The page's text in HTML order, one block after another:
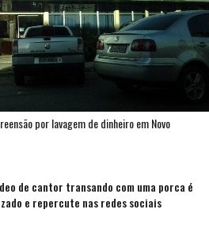
por lavagem de dinheiro em Novo
de cantor transando com uma porca é
e repercute nas redes sociais